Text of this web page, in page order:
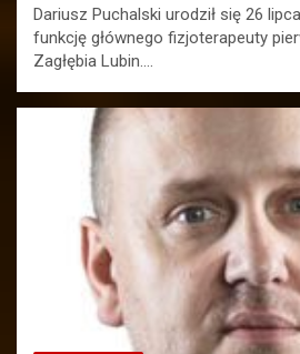
Dariusz Puchalski urodził się 26
funkcję głównego fizjoterapeuty
Zagłębia Lubin.…